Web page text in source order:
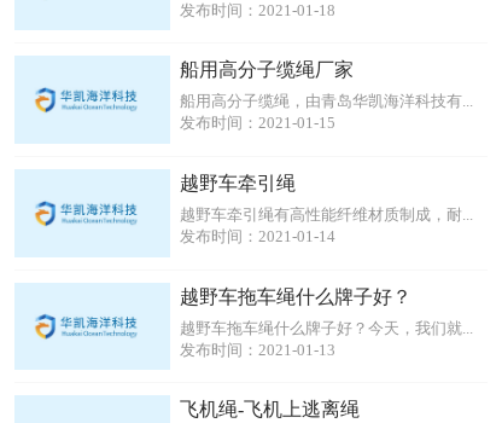
发布时间：2021-01-18
船用高分子缆绳厂家
船用高分子缆绳，由青岛华凯海洋科技有...
发布时间：2021-01-15
越野车牵引绳
越野车牵引绳有高性能纤维材质制成，耐...
发布时间：2021-01-14
越野车拖车绳什么牌子好？
越野车拖车绳什么牌子好？今天，我们就...
发布时间：2021-01-13
飞机绳-飞机上逃离绳